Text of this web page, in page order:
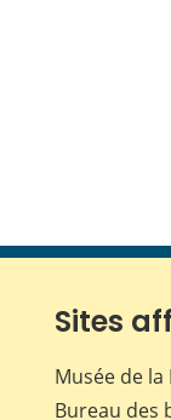
Sites
Musée de la
Bureau des